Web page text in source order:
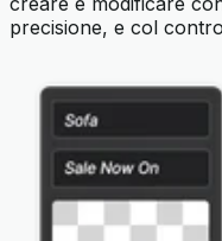
precisione, e col